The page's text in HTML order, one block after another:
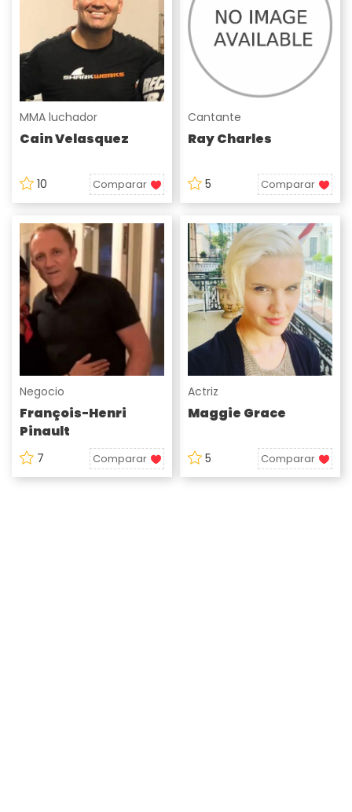
MMA luchador
Cain Velasquez
10 Comparar
Cantante
Ray Charles
5 Comparar
Negocio
François-Henri
Pinault
7 Comparar
Actriz
Maggie Grace
5 Comparar